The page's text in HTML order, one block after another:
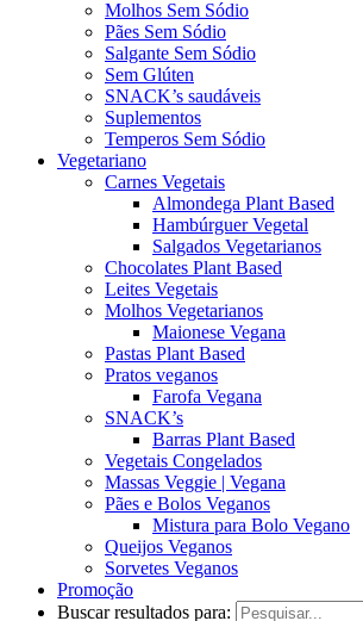
Molhos Sem Sódio
Pães Sem Sódio
Salgante Sem Sódio
Sem Glúten
SNACK’s saudáveis
Suplementos
Temperos Sem Sódio
Vegetariano
Carnes Vegetais
Almondega Plant Based
Hambúrguer Vegetal
Salgados Vegetarianos
Chocolates Plant Based
Leites Vegetais
Molhos Vegetarianos
Maionese Vegana
Pastas Plant Based
Pratos veganos
Farofa Vegana
SNACK’s
Barras Plant Based
Vegetais Congelados
Massas Veggie | Vegana
Pães e Bolos Veganos
Mistura para Bolo Vegano
Queijos Veganos
Sorvetes Veganos
Promoção
Buscar resultados para: